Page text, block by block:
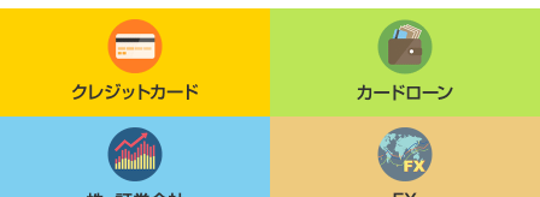
クレジットカード カードローン
株・証券会社 FX